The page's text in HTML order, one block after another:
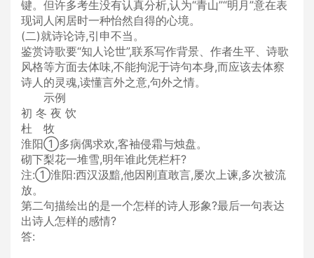
键。但许多考生没有认真分析,认为“青山”“明月”意在表
现词人闲居时一种怡然自得的心境。
(二)就诗论诗,引申不当。
鉴赏诗歌要“知人论世”,联系写作背景、作者生平、诗歌
风格等方面去体味,不能拘泥于诗句本身,而应该去体察
诗人的灵魂,读懂言外之意,句外之情。
示例
初 冬 夜 饮
杜 牧
淮阳①多病偶求欢,客袖侵霜与烛盘。
砌下梨花一堆雪,明年谁此凭栏杆?
注:①淮阳:西汉汲黯,他因刚直敢言,屡次上谏,多次被流
放。
第二句描绘出的是一个怎样的诗人形象?最后一句表达
出诗人怎样的感情?
答: